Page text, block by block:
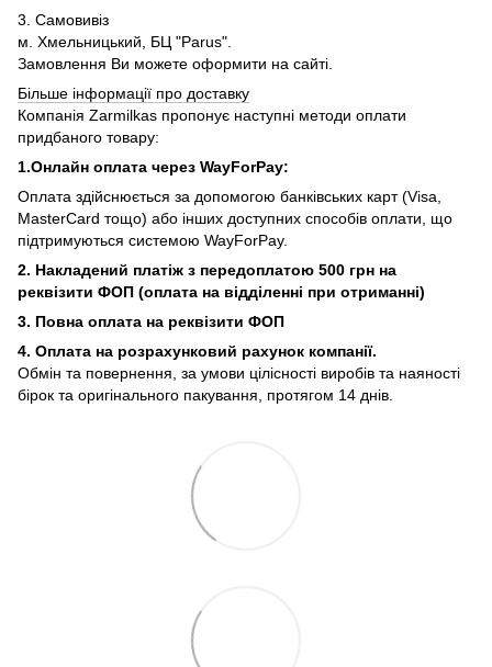
3. Самовивіз
м. Хмельницький, БЦ "Parus".
Замовлення Ви можете оформити на сайті.
Більше інформації про доставку
Компанія Zarmilkas пропонує наступні методи оплати
придбаного товару:
1.Онлайн оплата через WayForPay:
Оплата здійснюється за допомогою банківських карт (Visa,
MasterCard тощо) або інших доступних способів оплати, що
підтримуються системою WayForPay.
2. Накладений платіж з передоплатою 500 грн на
реквізити ФОП (оплата на відділенні при отриманні)
3. Повна оплата на реквізити ФОП
4. Оплата на розрахунковий рахунок компанії.
Обмін та повернення, за умови цілісності виробів та наяності
бірок та оригінального пакування, протягом 14 днів.